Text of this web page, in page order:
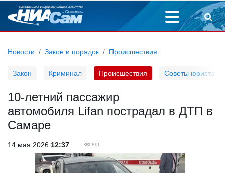
Новости Закон и порядок Происшествия
Закон Криминал Происшествия Советы юриста
10-летний пассажир
автомобиля Lifan пострадал в ДТП в
Самаре
14 мая 2026 12:37 896